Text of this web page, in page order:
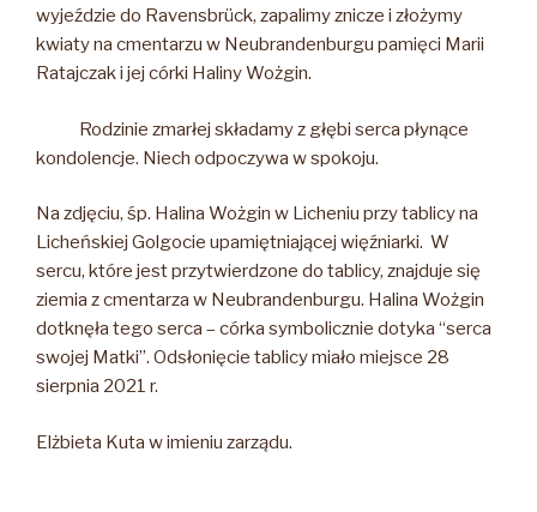
wyjeździe do Ravensbrück, zapalimy znicze i złożymy
kwiaty na cmentarzu w Neubrandenburgu pamięci Marii
Ratajczak i jej córki Haliny Wożgin.
Rodzinie zmarłej składamy z głębi serca płynące
kondolencje. Niech odpoczywa w spokoju.
Na zdjęciu, śp. Halina Wożgin w Licheniu przy tablicy na
Licheńskiej Golgocie upamiętniającej więźniarki. W
sercu, które jest przytwierdzone do tablicy, znajduje się
ziemia z cmentarza w Neubrandenburgu. Halina Wożgin
dotknęła tego serca – córka symbolicznie dotyka “serca
swojej Matki”. Odsłonięcie tablicy miało miejsce 28
sierpnia 2021 r.
Elżbieta Kuta w imieniu zarządu.